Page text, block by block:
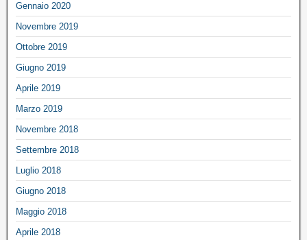
Gennaio 2020
Novembre 2019
Ottobre 2019
Giugno 2019
Aprile 2019
Marzo 2019
Novembre 2018
Settembre 2018
Luglio 2018
Giugno 2018
Maggio 2018
Aprile 2018